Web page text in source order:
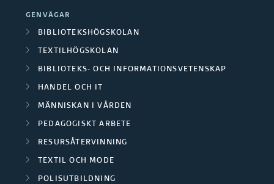
GENVÄGAR
BIBLIOTEKSHÖGSKOLAN
TEXTILHÖGSKOLAN
BIBLIOTEKS- OCH INFORMATIONSVETENSKAP
HANDEL OCH IT
MÄNNISKAN I VÅRDEN
PEDAGOGISKT ARBETE
RESURSÅTERVINNING
TEXTIL OCH MODE
POLISUTBILDNING